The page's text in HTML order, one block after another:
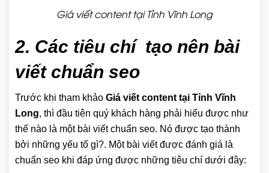
Giá viết content tại Tỉnh Vĩnh Long
2. Các tiêu chí tạo nên bài
viết chuẩn seo
Trước khi tham khảo Giá viết content tại Tỉnh Vĩnh
Long, thì đầu tiên quý khách hàng phải hiểu được như
thế nào là một bài viết chuẩn seo. Nó được tạo thành
bởi những yếu tố gì?. Một bài viết được đánh giá là
chuẩn seo khi đáp ứng được những tiêu chí dưới đây: